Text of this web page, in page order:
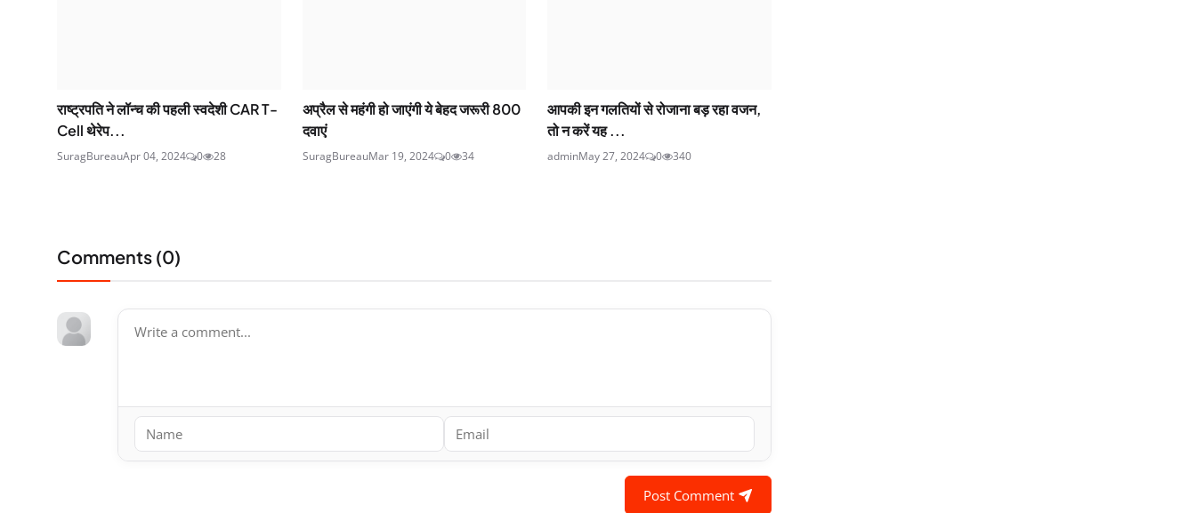
राष्ट्रपति ने लॉन्च की पहली स्वदेशी CAR T-
Cell थेरेप...
SuragBureauApr 04, 2024 0 28
अप्रैल से महंगी हो जाएंगी ये बेहद जरूरी 800
दवाएं
SuragBureauMar 19, 2024 0 34
आपकी इन गलतियों से रोजाना बड़ रहा वजन,
तो न करें यह ...
adminMay 27, 2024 0 340
Comments (0)
Post Comment